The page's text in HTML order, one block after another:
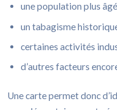
une population plus
un tabagisme
certaines activités
d’autres facteurs
Une carte permet donc